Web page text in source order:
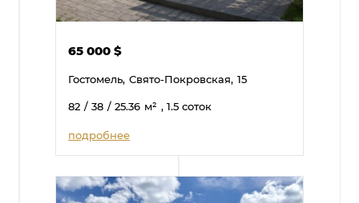
65 000$
Гостомель, Свято-Покровская, 15
82 / 38 / 25.36 м² , 1.5 соток
подробнее